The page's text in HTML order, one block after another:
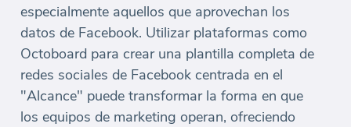
especialmente aquellos que aprovechan los
datos de Facebook. Utilizar plataformas como
Octoboard para crear una plantilla completa de
redes sociales de Facebook centrada en el
"Alcance" puede transformar la forma en que
los equipos de marketing operan, ofreciendo